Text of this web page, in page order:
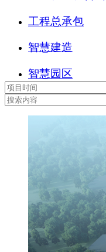
工程总承包
智慧建造
智慧园区